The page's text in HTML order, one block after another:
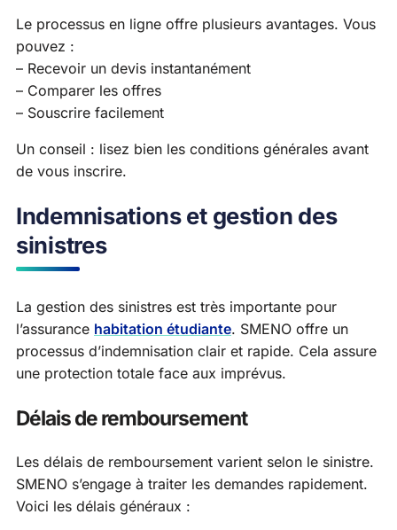
Le processus en ligne offre plusieurs avantages. Vous
pouvez :
– Recevoir un devis instantanément
– Comparer les offres
– Souscrire facilement
Un conseil : lisez bien les conditions générales avant
de vous inscrire.
Indemnisations et gestion des
sinistres
La gestion des sinistres est très importante pour
l’assurance habitation étudiante. SMENO offre un
processus d’indemnisation clair et rapide. Cela assure
une protection totale face aux imprévus.
Délais de remboursement
Les délais de remboursement varient selon le sinistre.
SMENO s’engage à traiter les demandes rapidement.
Voici les délais généraux :